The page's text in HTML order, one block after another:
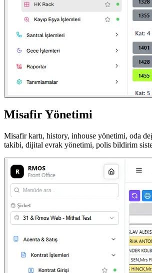
Misafir Yönetimi
Misafir kartı, history, inhouse yönetimi, oda
takibi, dijital evrak yönetimi, polis bildirim